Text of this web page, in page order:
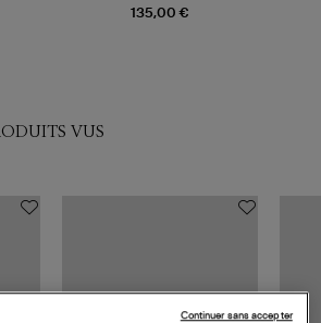
135,00 €
VUS
Continuer sans accepter